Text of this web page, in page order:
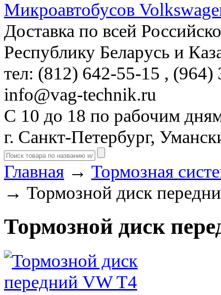
Доставка по всей
Республику Беларусь и
тел: (812) 642-55-15 , (964)
info@vag-technik.ru
С 10 до 18 по рабочим
г. Санкт-Петербург,
Главная → Тормозная
→ Тормозной диск
Тормозной диск